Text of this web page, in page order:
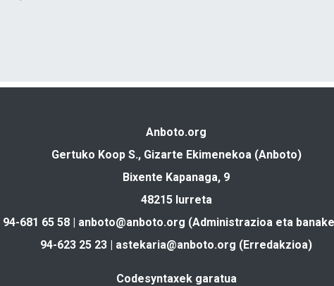
Anboto.org
Gertuko Koop S., Gizarte Ekimenekoa (Anboto)
Bixente Kapanaga, 9
48215 Iurreta
94-681 65 58 | anboto@anboto.org (Administrazioa eta
94-623 25 23 | astekaria@anboto.org (Erredakzioa)
Codesyntaxek garatua